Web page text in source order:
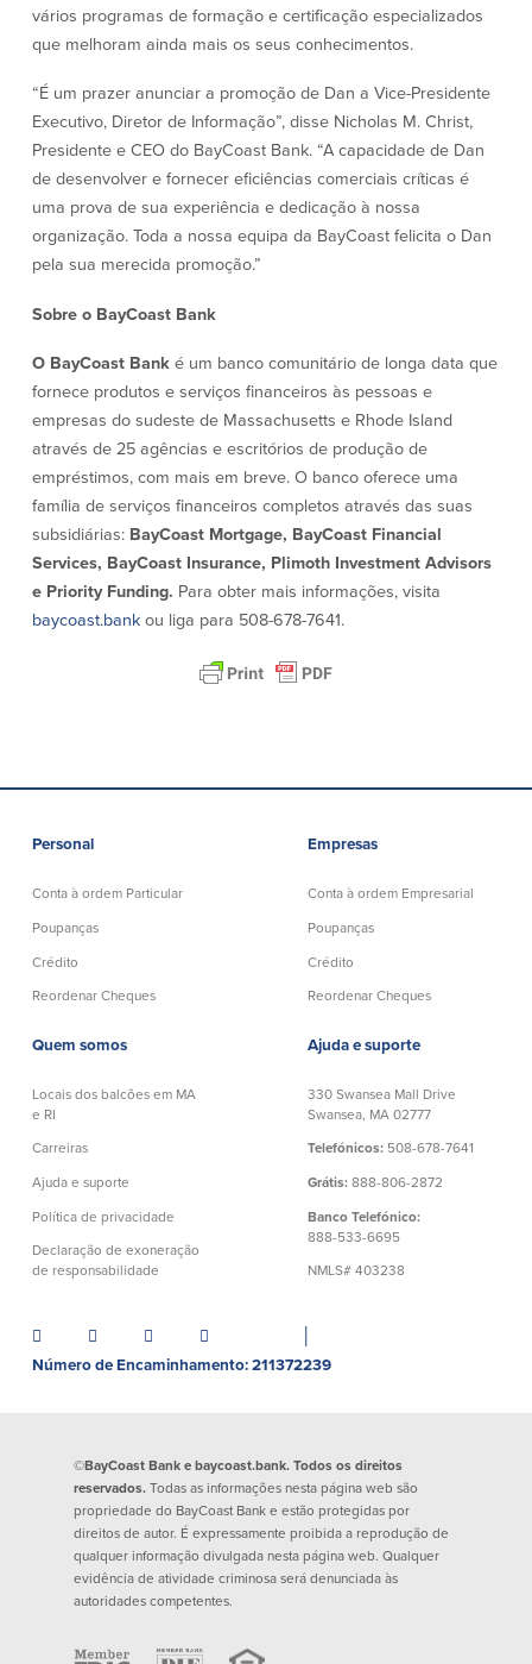
BayCoast Mortgage
BayCoast Insurance
Localizações
Procurar
Português
English
Pagamentos de empréstimos on-line
Quem somos
Quem somos
Locais dos balcões em MA e RI
Ajuda e suporte
Informação de licença da entidade
da hipoteca
Carreiras
Afiliados
BayCoast Mortgage Company
Plimoth Investment Advisors
Políticas
Política de privacidade
Declaração de exoneração de
responsabilidade
Seguro de depósito FDIC e DIF
Recursos
Comunidade
Comunidade
Programas de
educação
Get on the Bus
Donativos e patrocínios
Diretrizes de doação
Perguntas mais frequentes
Plimoth Investment
vários programas de formação e certificação especializados
que melhoram ainda mais os seus conhecimentos.
“É um prazer anunciar a promoção de Dan a Vice-Presidente
Executivo, Diretor de Informação”, disse Nicholas M. Christ,
Presidente e CEO do BayCoast Bank. “A capacidade de Dan
de desenvolver e fornecer eficiências comerciais críticas é
uma prova de sua experiência e dedicação à nossa
organização. Toda a nossa equipa da BayCoast felicita o Dan
pela sua merecida promoção.”
Sobre o BayCoast Bank
O BayCoast Bank é um banco comunitário de longa data que
fornece produtos e serviços financeiros às pessoas e
empresas do sudeste de Massachusetts e Rhode Island
através de 25 agências e escritórios de produção de
empréstimos, com mais em breve. O banco oferece uma
família de serviços financeiros completos através das suas
subsidiárias: BayCoast Mortgage, BayCoast Financial
Services, BayCoast Insurance, Plimoth Investment Advisors
e Priority Funding. Para obter mais informações, visita
baycoast.bank ou liga para 508-678-7641.
Personal
Conta à ordem Particular
Poupanças
Crédito
Reordenar Cheques
Empresas
Conta à ordem Empresarial
Poupanças
Crédito
Reordenar Cheques
Quem somos
Locais dos balcões em MA
e RI
Carreiras
Ajuda e suporte
Política de privacidade
Declaração de exoneração
de responsabilidade
Ajuda e suporte
330 Swansea Mall Drive
Swansea, MA 02777
Telefónicos: 508-678-7641
Grátis: 888-806-2872
Banco Telefónico:
888-533-6695
NMLS# 403238
Número de Encaminhamento: 211372239
©BayCoast Bank e baycoast.bank. Todos os direitos
reservados. Todas as informações nesta página web são
propriedade do BayCoast Bank e estão protegidas por
direitos de autor. É expressamente proibida a reprodução de
qualquer informação divulgada nesta página web. Qualquer
evidência de atividade criminosa será denunciada às
autoridades competentes.